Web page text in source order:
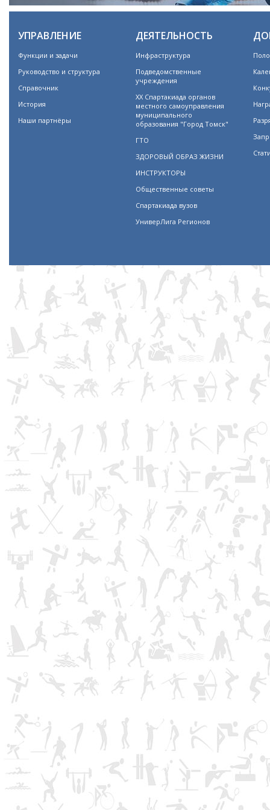
УПРАВЛЕНИЕ
Функции и задачи
Руководство и структура
Справочник
История
Наши партнёры
ДЕЯТЕЛЬНОСТЬ
Инфраструктура
Подведомственные
учреждения
XX Спартакиада органов
местного самоуправления
муниципального
образования "Город Томск"
ГТО
ЗДОРОВЫЙ ОБРАЗ ЖИЗНИ
ИНСТРУКТОРЫ
Общественные советы
Спартакиада вузов
УниверЛига Регионов